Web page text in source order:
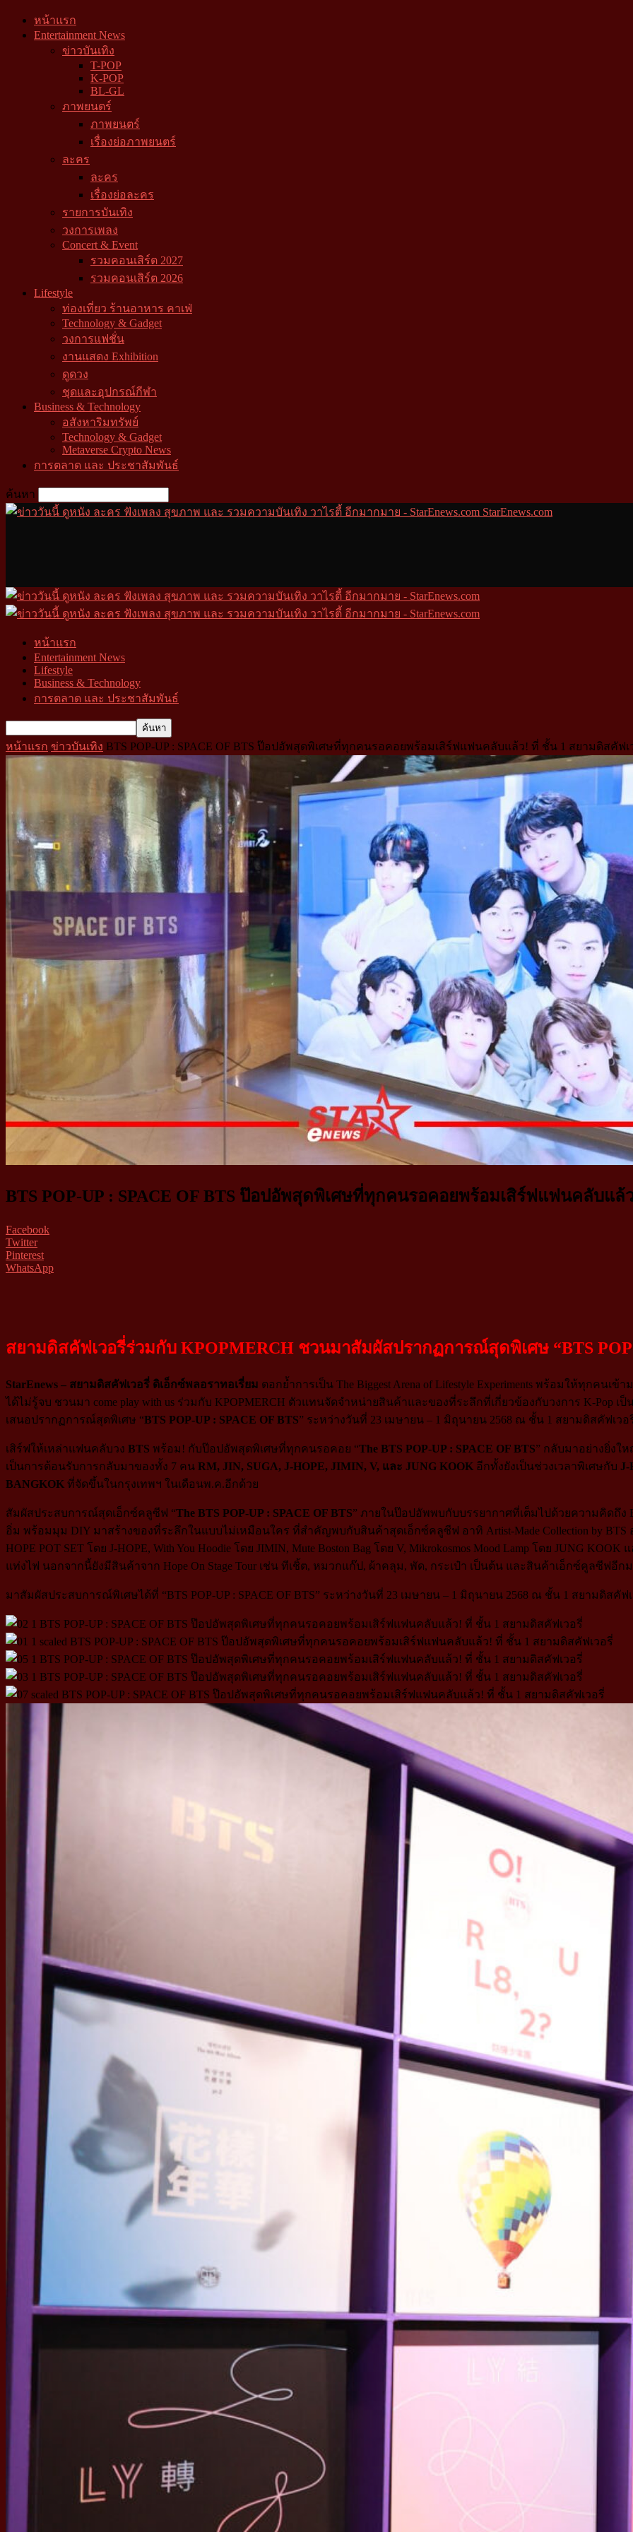
หน้าแรก
Entertainment News
ข่าวบันเทิง
T-POP
K-POP
BL-GL
ภาพยนตร์
ภาพยนตร์
เรื่องย่อภาพยนตร์
ละคร
ละคร
เรื่องย่อละคร
รายการบันเทิง
วงการเพลง
Concert & Event
รวมคอนเสิร์ต 2027
รวมคอนเสิร์ต 2026
Lifestyle
ท่องเที่ยว ร้านอาหาร คาเฟ่
Technology & Gadget
วงการแฟชั่น
งานแสดง Exhibition
ดูดวง
ชุดและอุปกรณ์กีฬา
Business & Technology
อสังหาริมทรัพย์
Technology & Gadget
Metaverse Crypto News
การตลาด และ ประชาสัมพันธ์
ค้นหา
StarEnews.com
หน้าแรก
Entertainment News
Lifestyle
Business & Technology
การตลาด และ ประชาสัมพันธ์
หน้าแรก ข่าวบันเทิง BTS POP-UP : SPACE OF BTS ป๊อปอัพสุดพิเศษที่ทุกคนรอคอยพร้อมเสิร์ฟแฟนคลับแล้ว! ที่ ชั้น 1 สยามดิสคัฟ
BTS POP-UP : SPACE OF BTS ป๊อปอัพสุดพิเศษที่ทุกคนรอคอยพร้อมเสิร์ฟแฟนคลับแ
Facebook
Twitter
Pinterest
WhatsApp
สยามดิสคัฟเวอรี่ร่วมกับ KPOPMERCH ชวนมาสัมผัสปรากฏการณ์สุดพิเศษ “BTS POP-
StarEnews – สยามดิสคัฟเวอรี่ ดิเอ็กซ์พลอราทอเรี่ยม ตอกย้ำการเป็น The Biggest Arena of Lifestyle Experiments พร้อมให้ทุกคนเ
ได้ไม่รู้จบ ชวนมา come play with us ร่วมกับ KPOPMERCH ตัวแทนจัดจำหน่ายสินค้าและของที่ระลึกที่เกี่ยวข้องกับวงการ K-Pop
เสนอปรากฏการณ์สุดพิเศษ “BTS POP-UP : SPACE OF BTS” ระหว่างวันที่ 23 เมษายน – 1 มิถุนายน 2568 ณ ชั้น 1 สยามดิสคัฟเวอ
เสิร์ฟให้เหล่าแฟนคลับวง BTS พร้อม! กับป๊อปอัพสุดพิเศษที่ทุกคนรอคอย “The BTS POP-UP : SPACE OF BTS” กลับมาอย่างยิ่งใ
เป็นการต้อนรับการกลับมาของทั้ง 7 คน RM, JIN, SUGA, J-HOPE, JIMIN, V, และ JUNG KOOK อีกทั้งยังเป็นช่วงเวลาพิเศษกับ J-
BANGKOK ที่จัดขึ้นในกรุงเทพฯ ในเดือนพ.ค.อีกด้วย
สัมผัสประสบการณ์สุดเอ็กซ์คลูซีฟ “The BTS POP-UP : SPACE OF BTS” ภายในป๊อปอัพพบกับบรรยากาศที่เต็มไปด้วยความคิดถึง
อิ่ม พร้อมมุม DIY มาสร้างของที่ระลึกในแบบไม่เหมือนใคร ที่สำคัญพบกับสินค้าสุดเอ็กซ์คลูซีฟ อาทิ Artist-Made Collection by BTS อย่
HOPE POT SET โดย J-HOPE, With You Hoodie โดย JIMIN, Mute Boston Bag โดย V, Mikrokosmos Mood Lamp โดย JUNG
แท่งไฟ นอกจากนี้ยังมีสินค้าจาก Hope On Stage Tour เช่น ทีเชิ้ต, หมวกแก๊ป, ผ้าคลุม, พัด, กระเป๋า เป็นต้น และสินค้าเอ็กซ์คูลซีฟอีก
มาสัมผัสประสบการณ์พิเศษได้ที่ “BTS POP-UP : SPACE OF BTS” ระหว่างวันที่ 23 เมษายน – 1 มิถุนายน 2568 ณ ชั้น 1 สยามดิสคัฟ